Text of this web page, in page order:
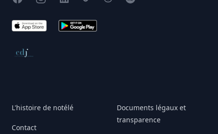
App Store Google Play
Conseil de déontologie journalistique
L'histoire de notélé
Contact
Documents légaux et
transparence